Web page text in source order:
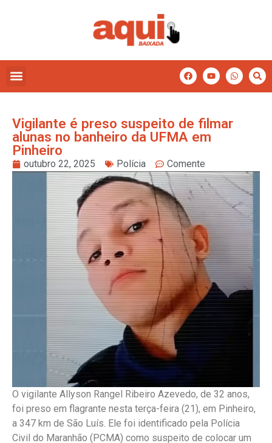
Vigilante é preso suspeito de filmar
alunas no banheiro da UFMA em
Pinheiro
outubro 22, 2025 Polícia Comente
O vigilante Allyson Rangel Ribeiro Azevedo, de 32 anos,
foi preso em flagrante nesta terça-feira (21), em Pinheiro,
a 347 km de São Luís. Ele foi identificado pela Polícia
Civil do Maranhão (PCMA) como suspeito de colocar um